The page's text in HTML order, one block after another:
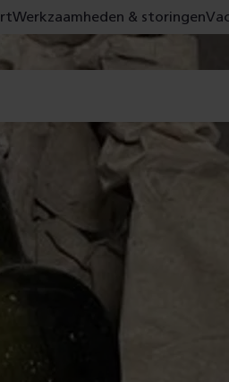
Werkzaamheden & storingen